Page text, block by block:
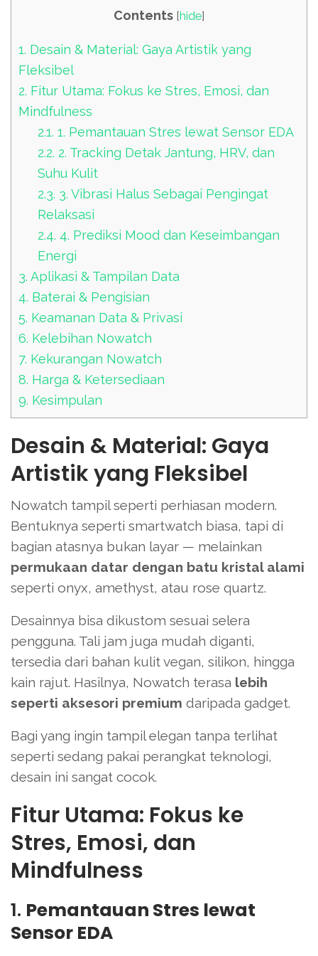
Contents [hide]
1. Desain & Material: Gaya Artistik yang
Fleksibel
2. Fitur Utama: Fokus ke Stres, Emosi, dan
Mindfulness
2.1. 1. Pemantauan Stres lewat Sensor EDA
2.2. 2. Tracking Detak Jantung, HRV, dan
Suhu Kulit
2.3. 3. Vibrasi Halus Sebagai Pengingat
Relaksasi
2.4. 4. Prediksi Mood dan Keseimbangan
Energi
3. Aplikasi & Tampilan Data
4. Baterai & Pengisian
5. Keamanan Data & Privasi
6. Kelebihan Nowatch
7. Kekurangan Nowatch
8. Harga & Ketersediaan
9. Kesimpulan
Desain & Material: Gaya
Artistik yang Fleksibel
Nowatch tampil seperti perhiasan modern.
Bentuknya seperti smartwatch biasa, tapi di
bagian atasnya bukan layar — melainkan
permukaan datar dengan batu kristal alami
seperti onyx, amethyst, atau rose quartz.
Desainnya bisa dikustom sesuai selera
pengguna. Tali jam juga mudah diganti,
tersedia dari bahan kulit vegan, silikon, hingga
kain rajut. Hasilnya, Nowatch terasa lebih
seperti aksesori premium daripada gadget.
Bagi yang ingin tampil elegan tanpa terlihat
seperti sedang pakai perangkat teknologi,
desain ini sangat cocok.
Fitur Utama: Fokus ke
Stres, Emosi, dan
Mindfulness
1. Pemantauan Stres lewat
Sensor EDA